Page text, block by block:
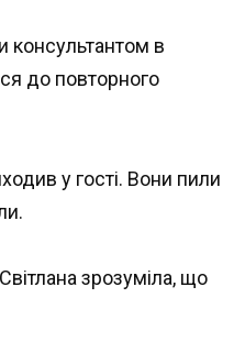
консультантом в
до повторного
у гості. Вони пили
зрозуміла, що